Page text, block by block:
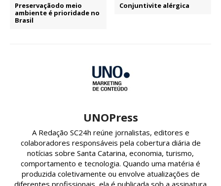
Preservaçãodo meio
ambiente é prioridade no
Brasil
Conjuntivite alérgica
UNOPress
A Redação SC24h reúne jornalistas, editores e
colaboradores responsáveis pela cobertura diária de
notícias sobre Santa Catarina, economia, turismo,
comportamento e tecnologia. Quando uma matéria é
produzida coletivamente ou envolve atualizações de
diferentes profissionais, ela é publicada sob a assinatura